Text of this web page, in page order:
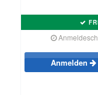
Anmelden